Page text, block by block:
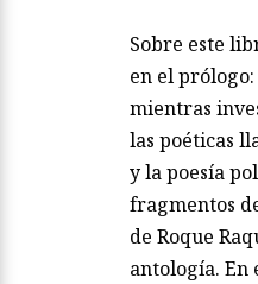
Sobre este
en el prólogo:
mientras
las poéticas
y la poesía
fragmentos
de Roque
antología. En